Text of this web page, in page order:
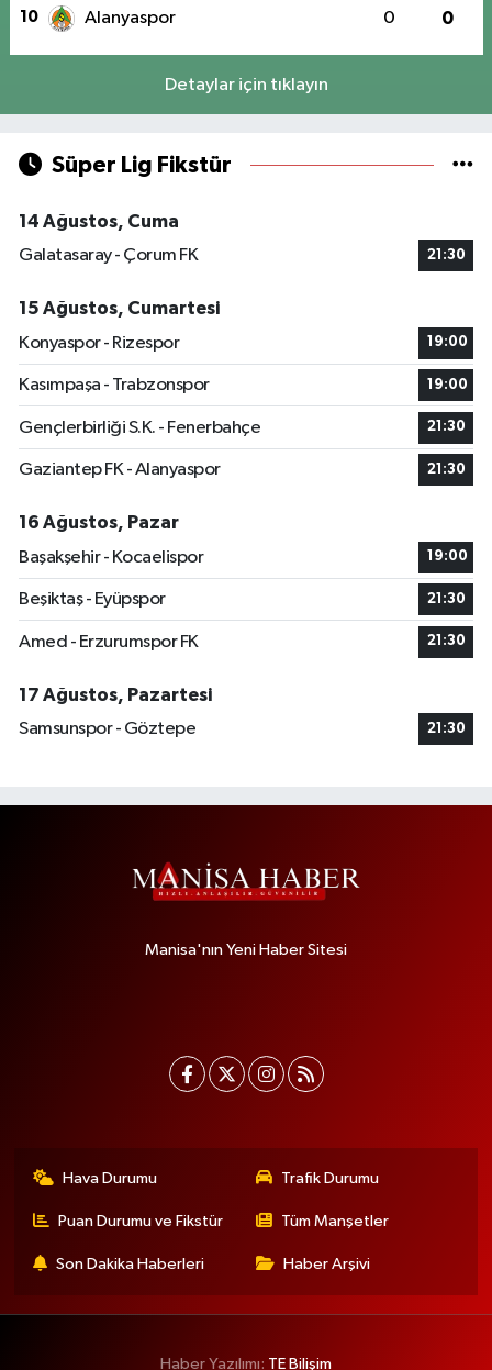
10 Alanyaspor 0 0
Detaylar için tıklayın
Süper Lig Fikstür
14 Ağustos, Cuma
Galatasaray - Çorum FK
21:30
15 Ağustos, Cumartesi
Konyaspor - Rizespor
19:00
Kasımpaşa - Trabzonspor 19:00
Gençlerbirliği S.K. - Fenerbahçe 21:30
Gaziantep FK - Alanyaspor 21:30
16 Ağustos, Pazar
Başakşehir - Kocaelispor
19:00
Beşiktaş - Eyüpspor 21:30
Amed - Erzurumspor FK 21:30
17 Ağustos, Pazartesi
Samsunspor - Göztepe
21:30
Manisa'nın Yeni Haber Sitesi
Hava Durumu Trafik Durumu
Puan Durumu ve Fikstür Tüm Manşetler
Son Dakika Haberleri Haber Arşivi
Haber Yazılımı: TE Bilişim